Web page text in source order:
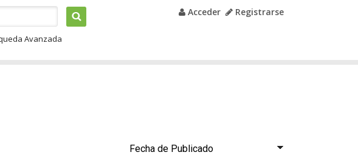
Acceder Registrarse
Avanzada
Fecha de Publicado